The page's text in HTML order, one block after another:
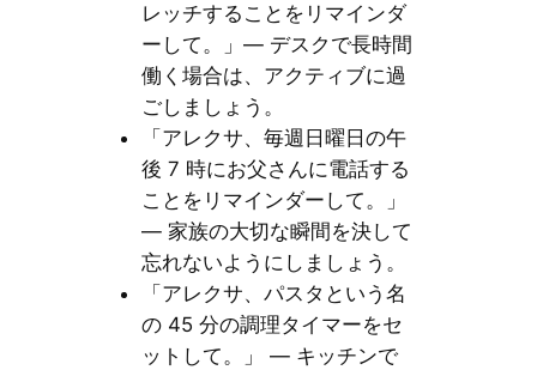
レッチすることをリマインダ
ーして。」— デスクで長時間
働く場合は、アクティブに過
ごしましょう。
「アレクサ、毎週日曜日の午
後 7 時にお父さんに電話する
ことをリマインダーして。」
— 家族の大切な瞬間を決して
忘れないようにしましょう。
「アレクサ、パスタという名
の 45 分の調理タイマーをセ
ットして。」 — キッチンで